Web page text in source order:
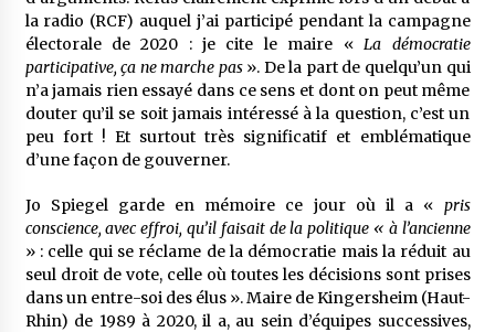
la radio (RCF) auquel j’ai participé pendant la campagne
électorale de 2020 : je cite le maire « La démocratie
participative, ça ne marche pas». De la part de quelqu’un qui
n’a jamais rien essayé dans ce sens et dont on peut même
douter qu’il se soit jamais intéressé à la question, c’est un
peu fort ! Et surtout très significatif et emblématique
d’une façon de gouverner.
Jo Spiegel garde en mémoire ce jour où il a « pris
conscience, avec effroi, qu’il faisait de la politique « à l’ancienne
» : celle qui se réclame de la démocratie mais la réduit au
seul droit de vote, celle où toutes les décisions sont prises
dans un entre-soi des élus ». Maire de Kingersheim (Haut-
Rhin) de 1989 à 2020, il a, au sein d’équipes successives,